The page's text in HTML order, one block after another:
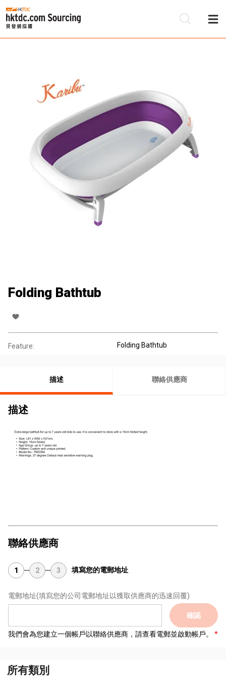
Folding Bathtub
Feature: Folding Bathtub
描述 聯絡供應商
描述
聯絡供應商
1 2 3 填寫您的電郵地址
電郵地址(填寫您的公司電郵地址以獲取供應商的迅速回覆)
確認
我們會為您建立一個帳戶以聯絡供應商，請查看電郵並啟動帳戶。
所有類別